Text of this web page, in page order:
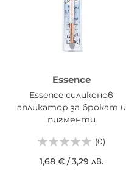
Essence
Essence силиконов
апликатор за брокат и
пигменти
(0)
1,68 €/3,29 лв.